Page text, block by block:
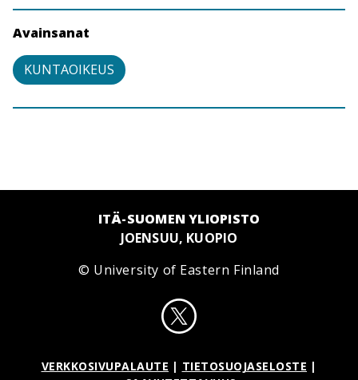
Avainsanat
KUNTAOIKEUS
ITÄ-SUOMEN YLIOPISTO
JOENSUU, KUOPIO
© University of Eastern Finland
VERKKOSIVUPALAUTE | TIETOSUOJASELOSTE |